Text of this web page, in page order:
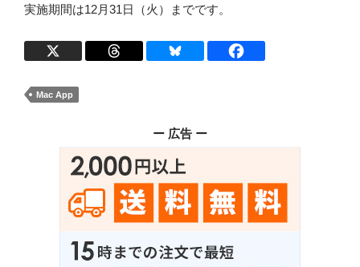
実施期間は12月31日（火）までです。
Mac App
ー 広告 ー